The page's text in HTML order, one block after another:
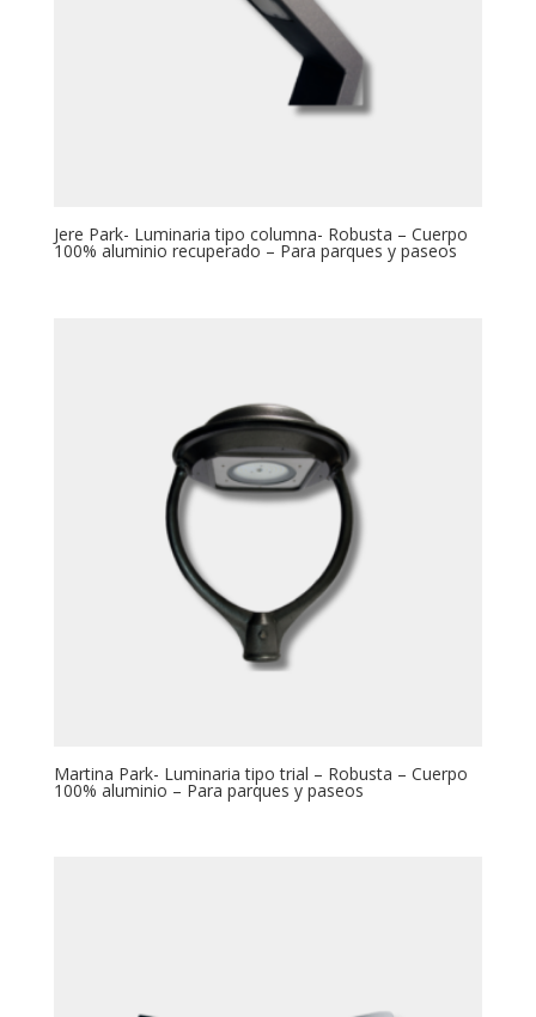
Jere Park- Luminaria tipo columna- Robusta – Cuerpo
100% aluminio recuperado – Para parques y paseos
Martina Park- Luminaria tipo trial – Robusta – Cuerpo
100% aluminio – Para parques y paseos